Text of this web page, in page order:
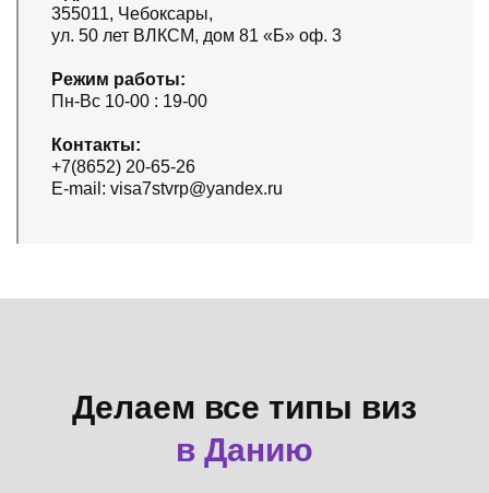
355011, Чебоксары,
ул. 50 лет ВЛКСМ, дом 81 «Б» оф. 3
Режим работы:
Пн-Вс 10-00 : 19-00
Контакты:
+7(8652) 20-65-26
E-mail: visa7stvrp@yandex.ru
Делаем все типы виз
в Данию